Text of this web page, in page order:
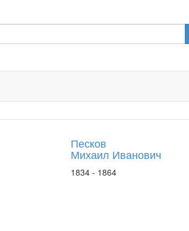
Песков
Михаил Иванович
1834 - 1864